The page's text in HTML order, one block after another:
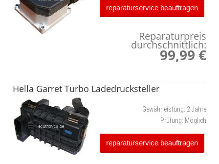
reparaturservice beauftragen
Reparaturpreis
durchschnittlich:
99,99 €
Hella Garret Turbo Ladedrucksteller
Gewährleistung: 2 Jahre
Prüfung: Möglich
reparaturservice beauftragen